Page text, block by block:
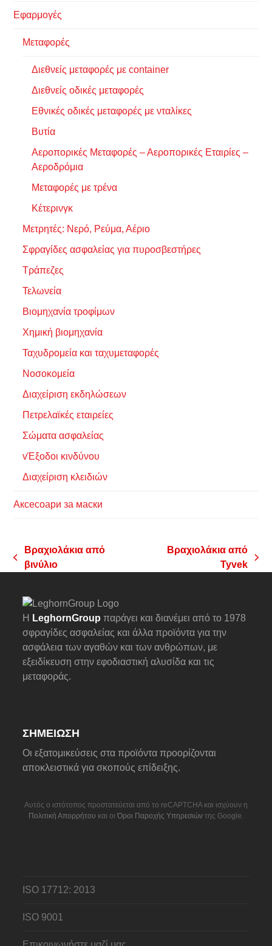
Εφαρμογές
Μεταφορές
Διεθνείς μεταφορές με container
Διεθνείς οδικές μεταφορές
Εθνικές οδικές μεταφορές με νταλίκες
Βυτία
Αεροπορικές Μεταφορές – Αεροπορικές Εταιρίες –
Αεροδρόμια
Μεταφορές με τρένα
Κέτερινγκ
Μετρητές: Νερό, Ρεύμα, Αέριο
Σφραγίδες ασφαλείας για πυροσβεστήρες
Τράπεζες
Τελωνεία
Βιομηχανία τροφίμων
Χημική βιομηχανία
Ταχυδρομεία και ταχυμεταφορές
Νοσοκομεία
Διαχείριση εκδηλώσεων
Πετρελαϊκές εταιρείες
Σώματα ασφαλείας
vΈξοδοι κινδύνου
Διαχείριση κλειδιών
Аксесоари за маски
previous
Βραχιολάκια από
βινύλιο
Βραχιολάκια από
Tyvek
Η LeghornGroup παράγει και διανέμει από το 1978
σφραγίδες ασφαλείας και άλλα προϊόντα για την
ασφάλεια των αγαθών και των ανθρώπων, με
εξειδίκευση στην εφοδιαστική αλυσίδα και τις
μεταφοράς.
ΣΗΜΕΊΩΣΗ
Οι εξατομικεύσεις στα προϊόντα προορίζονται
αποκλειστικά για σκοπούς επίδειξης.
Αυτός ο ιστότοπος προστατεύεται από το reCAPTCHA και ισχύουν η
Πολιτική Απορρήτου και οιΌροι Παροχής Υπηρεσιών της Google.
ISO 17712: 2013
ISO 9001